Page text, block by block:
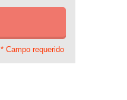
* Campo requerido